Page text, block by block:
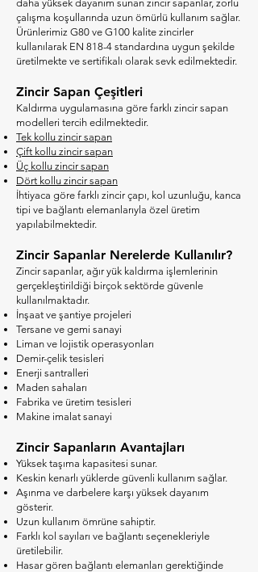
daha yüksek dayanım sunan zincir sapanlar, zorlu
çalışma koşullarında uzun ömürlü kullanım sağlar.
Ürünlerimiz G80 ve G100 kalite zincirler
kullanılarak EN 818-4 standardına uygun şekilde
üretilmekte ve sertifikalı olarak sevk edilmektedir.
Zincir Sapan Çeşitleri
Kaldırma uygulamasına göre farklı zincir sapan
modelleri tercih edilmektedir.
Tek kollu zincir sapan
Çift kollu zincir sapan
Üç kollu zincir sapan
Dört kollu zincir sapan
İhtiyaca göre farklı zincir çapı, kol uzunluğu, kanca
tipi ve bağlantı elemanlarıyla özel üretim
yapılabilmektedir.
Zincir Sapanlar Nerelerde Kullanılır?
Zincir sapanlar, ağır yük kaldırma işlemlerinin
gerçekleştirildiği birçok sektörde güvenle
kullanılmaktadır.
İnşaat ve şantiye projeleri
Tersane ve gemi sanayi
Liman ve lojistik operasyonları
Demir-çelik tesisleri
Enerji santralleri
Maden sahaları
Fabrika ve üretim tesisleri
Makine imalat sanayi
Zincir Sapanların Avantajları
Yüksek taşıma kapasitesi sunar.
Keskin kenarlı yüklerde güvenli kullanım sağlar.
Aşınma ve darbelere karşı yüksek dayanım
gösterir.
Uzun kullanım ömrüne sahiptir.
Farklı kol sayıları ve bağlantı seçenekleriyle
üretilebilir.
Hasar gören bağlantı elemanları gerektiğinde